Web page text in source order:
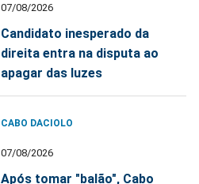
07/08/2026
Candidato inesperado da
direita entra na disputa ao
apagar das luzes
CABO DACIOLO
07/08/2026
Após tomar "balão", Cabo